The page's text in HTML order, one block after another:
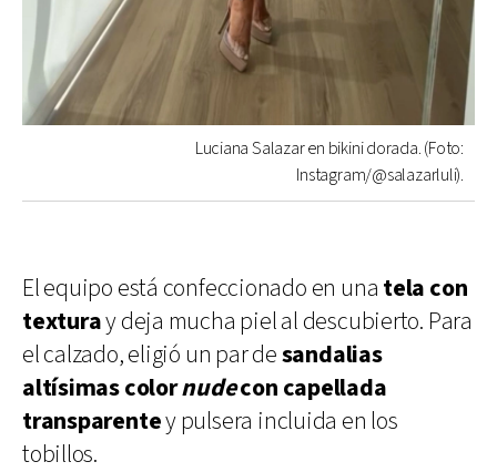
Luciana Salazar en bikini dorada. (Foto:
Instagram/@salazarluli).
El equipo está confeccionado en una tela con
texturay deja mucha piel al descubierto. Para
el calzado, eligió un par desandalias
altísimas colornudecon capellada
transparentey pulsera incluida en los
tobillos.